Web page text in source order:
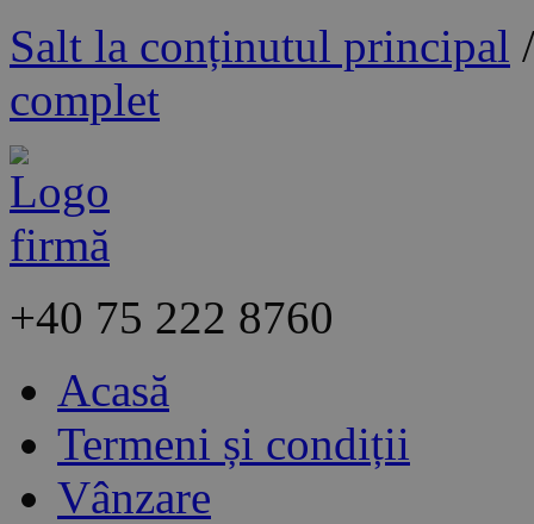
Salt la conținutul principal
complet
+40 75 222 8760
Acasă
Termeni și condiții
Vânzare